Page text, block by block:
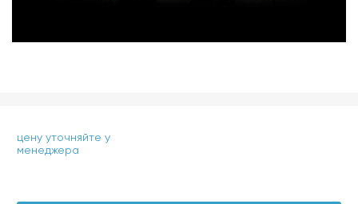
цену уточняйте у
менеджера